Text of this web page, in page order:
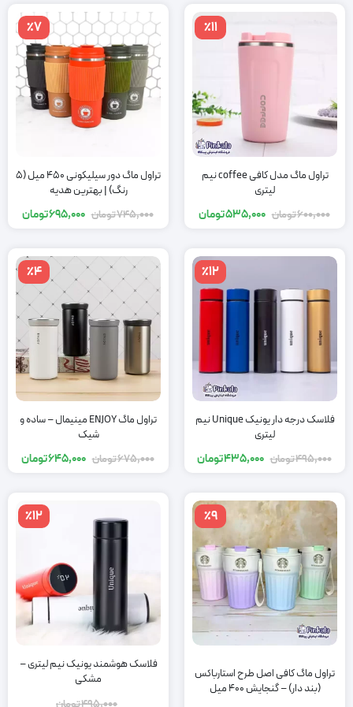
٪11
تراول ماگ مدل کافی coffee نیم
لیتری
600,000تومان 535,000تومان
٪7
تراول ماگ دور سیلیکونی 450 میل (5
رنگ) | بهترین هدیه
745,000تومان 695,000تومان
٪12
فلاسک درجه دار یونیک Unique نیم
لیتری
495,000تومان 435,000تومان
٪4
تراول ماگ ENJOY مینیمال – ساده و
شیک
675,000تومان 645,000تومان
٪9
تراول ماگ کافی اصل طرح استارباکس
(بند دار) – گنجایش 400 میل
٪12
فلاسک هوشمند یونیک نیم لیتری –
مشکی